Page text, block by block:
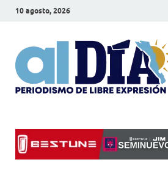
10 agosto, 2026